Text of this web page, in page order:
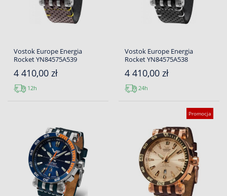
Vostok Europe Energia
Rocket YN84575A539
4 410,00 zł
12h
Vostok Europe Energia
Rocket YN84575A538
4 410,00 zł
24h
Promocja